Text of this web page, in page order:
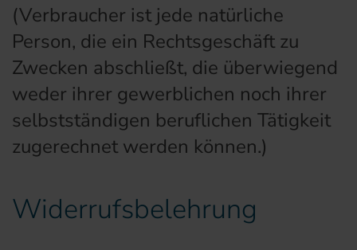
(Verbraucher ist jede natürliche
Person, die ein Rechtsgeschäft zu
Zwecken abschließt, die überwiegend
weder ihrer gewerblichen noch ihrer
selbstständigen beruflichen Tätigkeit
zugerechnet werden können.)
Widerrufsbelehrung